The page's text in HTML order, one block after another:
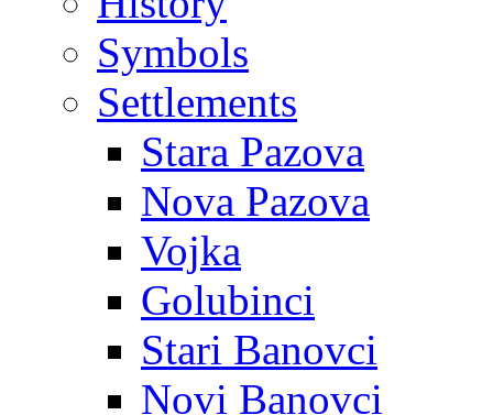
Symbols
Settlements
Stara Pazova
Nova Pazova
Vojka
Golubinci
Stari Banovci
Novi Banovci